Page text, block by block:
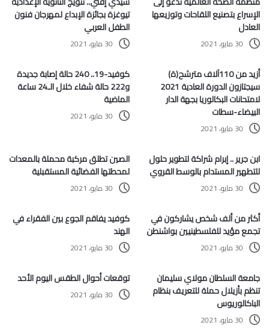
الإسراع بتصنيع اللقاحات وتوزيعها
العادل
30 مايو، 2021
تيوغزة بجائزة الإبداع لمهرجان فنون
الطفل العربي
30 مايو، 2021
أزيد من 110آلاف مترشح(ة)
سيجتازون الدورة العادية 2021
لامتحانات البكالوريا بجهة الدار
البيضاء-سطات
30 مايو، 2021
كوفيد-19.. 240 حالة إصابة جديدة
و222 حالة شفاء خلال الـ24 ساعة
الماضية
30 مايو، 2021
ابن جرير .. إبرام شراكة لتطوير حلول
للتطهير المستدام بالوسط القروي
30 مايو، 2021
الصين تطلق مركبة محملة بالمعدات
لمحطتها الفضائية المستقبلية
30 مايو، 2021
أكثر من ألف شخص يشاركون في
تجمع مؤيد للفلسطينيين بواشنطن
30 مايو، 2021
كوفيد يفاقم الجوع بين الفقراء في
الهند
30 مايو، 2021
جامعة السلطان مولاي سليمان
تنظم بأزيلال حملة للتعريف بنظام
الباكالوريوس
30 مايو، 2021
توقعات أحوال الطقس اليوم الأحد
30 مايو، 2021